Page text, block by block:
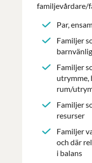
familjevårdare/
Par,
Familjer
Familjer
utrymme,
rum/
Familjer
resurser
Familjer
och där
i balans